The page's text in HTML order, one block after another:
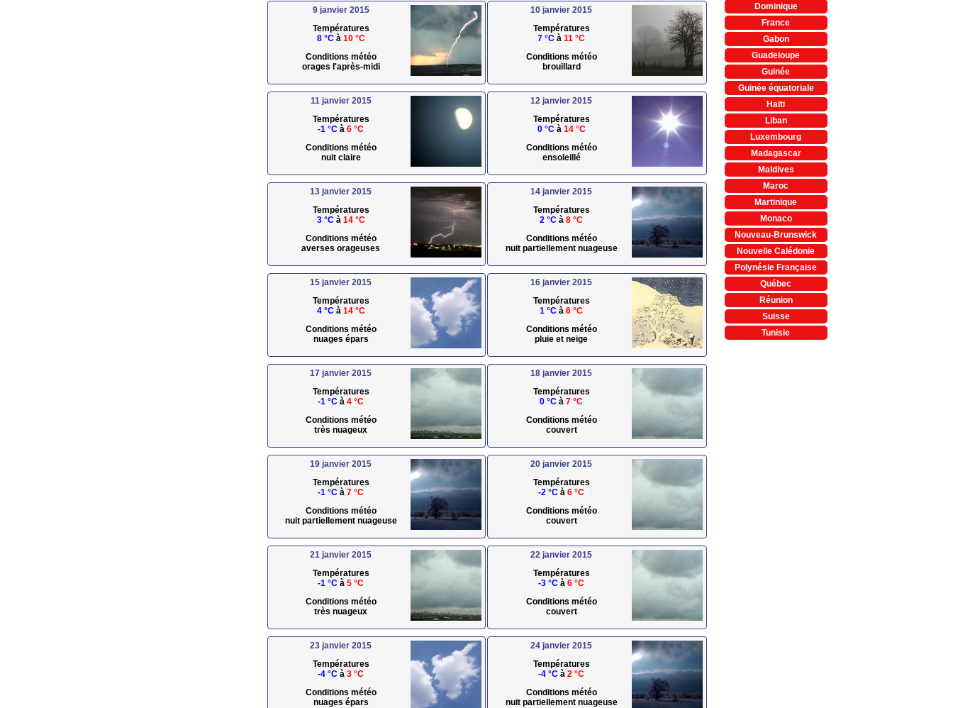
9 janvier 2015
Températures
8 °Cà 10 °C
Conditions météo
orages l'après-midi
10 janvier 2015
Températures
7 °C à 11 °C
Conditions météo
brouillard
11 janvier 2015
Températures
-1 °C à 6 °C
Conditions météo
nuit claire
12 janvier 2015
Températures
0 °Cà 14 °C
Conditions météo
ensoleillé
13 janvier 2015
Températures
3 °Cà 14 °C
Conditions météo
averses orageuses
14 janvier 2015
Températures
2 °C à 8 °C
Conditions météo
nuit partiellement nuageuse
15 janvier 2015
Températures
4 °Cà 14 °C
Conditions météo
nuages épars
16 janvier 2015
Températures
1 °C à 6 °C
Conditions météo
pluie et neige
17 janvier 2015
Températures
-1 °C à 4 °C
Conditions météo
très nuageux
18 janvier 2015
Températures
0 °C à 7 °C
Conditions météo
couvert
19 janvier 2015
Températures
-1 °C à 7 °C
Conditions météo
nuit partiellement nuageuse
20 janvier 2015
Températures
-2 °C à 6 °C
Conditions météo
couvert
21 janvier 2015
Températures
-1 °C à 5 °C
Conditions météo
très nuageux
22 janvier 2015
Températures
-3 °C à 6 °C
Conditions météo
couvert
23 janvier 2015
Températures
-4 °C à 3 °C
Conditions météo
nuages épars
24 janvier 2015
Températures
-4 °C à 2 °C
Conditions météo
nuit partiellement nuageuse
Dominique
France
Gabon
Guadeloupe
Guinée
Guinée équatoriale
Haïti
Liban
Luxembourg
Madagascar
Maldives
Maroc
Martinique
Monaco
Nouveau-Brunswick
Nouvelle Calédonie
Polynésie Française
Québec
Réunion
Suisse
Tunisie